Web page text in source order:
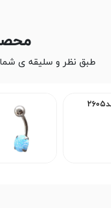
طبق نظر و سلیقه ی شما